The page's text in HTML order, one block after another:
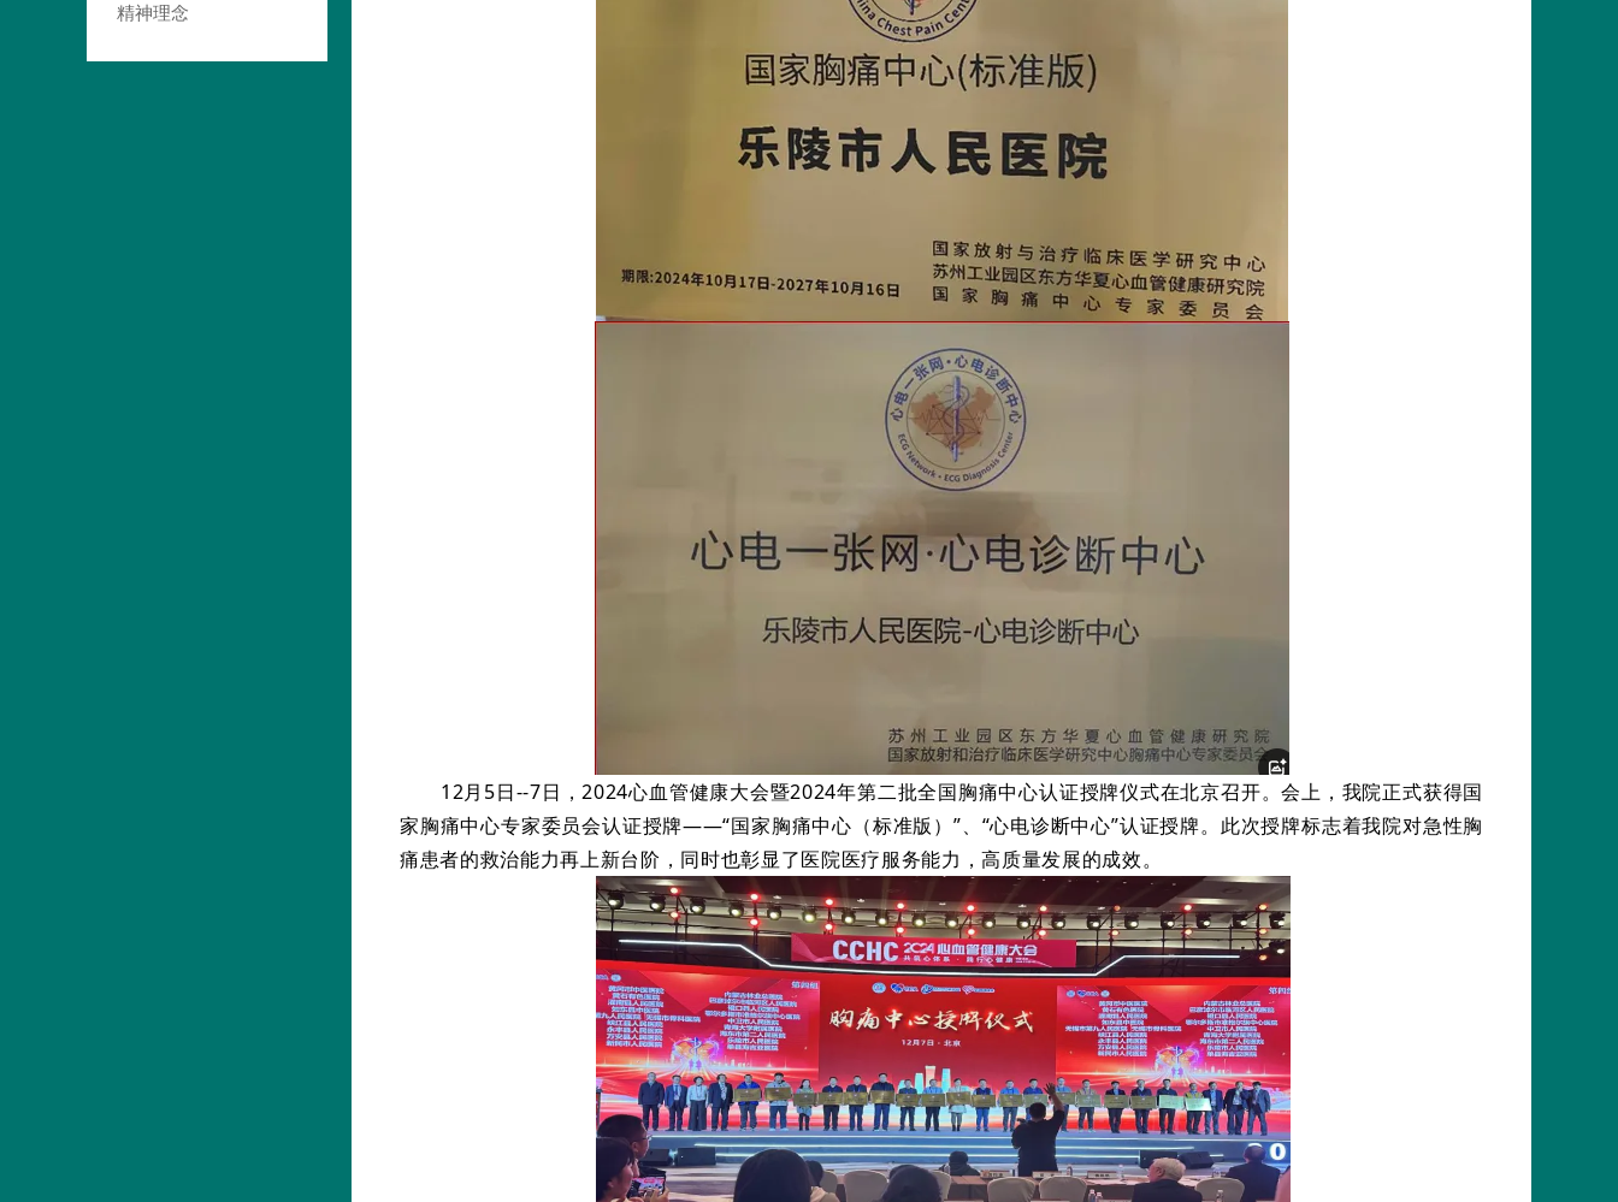
精神理念
12月5日--7日，2024心血管健康大会暨2024年第二批全国胸痛中心认证授牌仪式在北京召开。会上，我院正式获得国
家胸痛中心专家委员会认证授牌——“国家胸痛中心（标准版）”、“心电诊断中心”认证授牌。此次授牌标志着我院对急性胸
痛患者的救治能力再上新台阶，同时也彰显了医院医疗服务能力，高质量发展的成效。